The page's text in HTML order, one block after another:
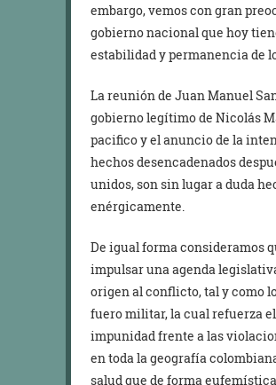
embargo, vemos con gran
gobierno nacional que hoy
estabilidad y permanencia de
La reunión de Juan Manuel
gobierno legítimo de Nicolás
pacifico y el anuncio de la
hechos desencadenados
unidos, son sin lugar a duda
enérgicamente.
De igual forma consideramos
impulsar una agenda
origen al conflicto, tal y como
fuero militar, la cual refuerza
impunidad frente a las
en toda la geografía
salud que de forma